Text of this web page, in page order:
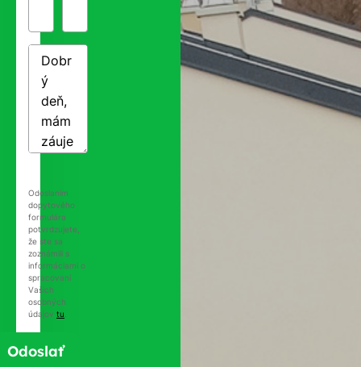
Odoslaním
dopytového
formulára
potvrdzujete,
že ste sa
zoznámili s
informáciami o
spracovaní
Vašich
osobných
údajov tu